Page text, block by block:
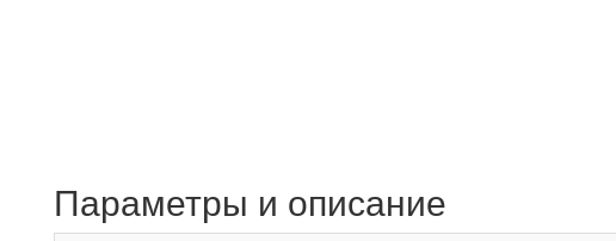
Параметры и описание